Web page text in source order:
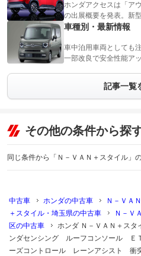
ホンダアクセスは「ア
の出展概要を発表。新
車種別・最新情報
車中泊用車両としても
一部改良で安全性能ア
記事一覧
その他の条件から探
同じ条件から「Ｎ－ＶＡＮ＋スタイル」
中古車 ホンダの中古車 Ｎ－ＶＡ
＋スタイル・埼玉県の中古車
Ｎ－Ｖ
区の中古車
ホンダ Ｎ－ＶＡＮ＋ス
ンダセンシング ルーフコンソール
ーズコントロール レーンアシスト 衝